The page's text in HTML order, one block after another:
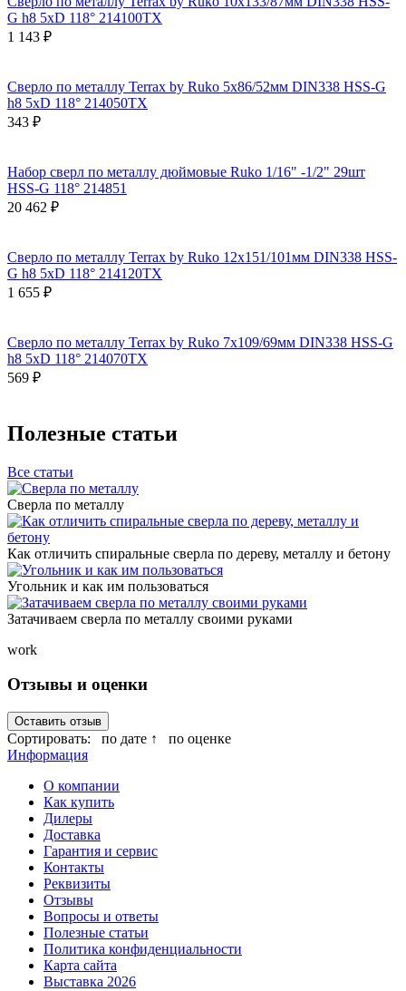
G h8 5xD 118° 214100TX
1 143 ₽
Сверло по металлу Terrax by Ruko 5x86/52мм DIN338 HSS-G
h8 5xD 118° 214050TX
343 ₽
Набор сверл по металлу дюймовые Ruko 1/16" -1/2" 29шт
HSS-G 118° 214851
20 462 ₽
Сверло по металлу Terrax by Ruko 12x151/101мм DIN338 HSS-
G h8 5xD 118° 214120TX
1 655 ₽
Сверло по металлу Terrax by Ruko 7x109/69мм DIN338 HSS-G
h8 5xD 118° 214070TX
569 ₽
Полезные статьи
Все статьи
Сверла по металлу
Как отличить спиральные сверла по дереву, металлу и бетону
Угольник и как им пользоваться
Затачиваем сверла по металлу своими руками
work
Отзывы и оценки
Оставить отзыв
Сортировать: по дате ↑
по оценке
Информация
О компании
Как купить
Дилеры
Доставка
Гарантия и сервис
Контакты
Реквизиты
Отзывы
Вопросы и ответы
Полезные статьи
Политика конфиденциальности
Карта сайта
Выставка 2026